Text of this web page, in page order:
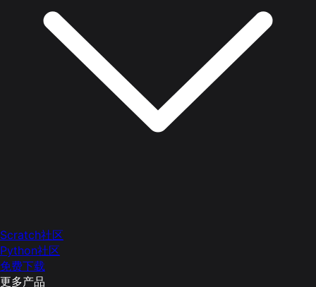
Scratch社区
Python社区
免费下载
更多产品